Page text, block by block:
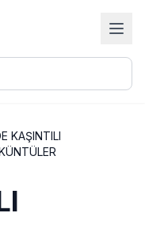
KAŞINTILI